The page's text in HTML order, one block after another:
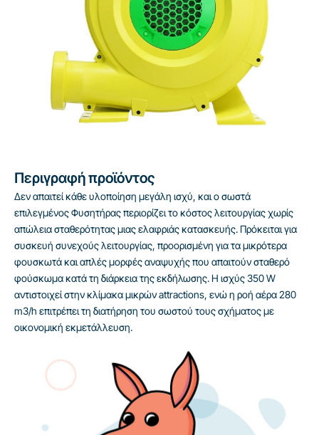
Περιγραφή προϊόντος
Δεν απαιτεί κάθε υλοποίηση μεγάλη ισχύ, και ο σωστά
επιλεγμένος Φυσητήρας περιορίζει το κόστος λειτουργίας χωρίς
απώλεια σταθερότητας μιας ελαφριάς κατασκευής. Πρόκειται για
συσκευή συνεχούς λειτουργίας, προορισμένη για τα μικρότερα
φουσκωτά και απλές μορφές αναψυχής που απαιτούν σταθερό
φούσκωμα κατά τη διάρκεια της εκδήλωσης. Η ισχύς 350 W
αντιστοιχεί στην κλίμακα μικρών attractions, ενώ η ροή αέρα 280
m3/h επιτρέπει τη διατήρηση του σωστού τους σχήματος με
οικονομική εκμετάλλευση.